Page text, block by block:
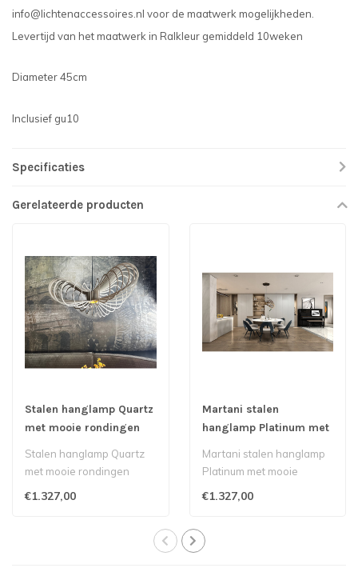
info@lichtenaccessoires.nl voor de maatwerk mogelijkheden.
Levertijd van het maatwerk in Ralkleur gemiddeld 10weken
Diameter 45cm
Inclusief gu10
Specificaties
Gerelateerde producten
Stalen hanglamp Quartz
met mooie rondingen
Stalen hanglamp Quartz
met mooie rondingen
€1.327,00
Martani stalen
hanglamp Platinum met
Martani stalen hanglamp
Platinum met mooie
€1.327,00